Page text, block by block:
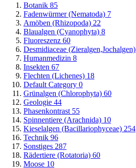
Botanik 85
Fadenwürmer (Nematoda) 7
Amöben (Rhizopoda) 22
Blaualgen (Cyanophyta) 8
Fluoreszenz 60
Desmidiaceae (Zieralgen,Jochalgen)
Humanmedizin 8
Insekten 67
Flechten (Lichenes) 18
Default Category 0
Grünalgen (Chlorophyta) 60
Geologie 44
Phasenkontrast 55
Spinnentiere (Arachnida) 10
Kieselalgen (Bacillariophyceae) 254
Technik 96
Sonstiges 287
Rädertiere (Rotatoria) 60
Moose 10